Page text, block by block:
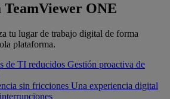
ONE
tu lugar de trabajo digital de forma
plataforma.
de TI reducidos Gestión proactiva de
sin fricciones Una experiencia digital